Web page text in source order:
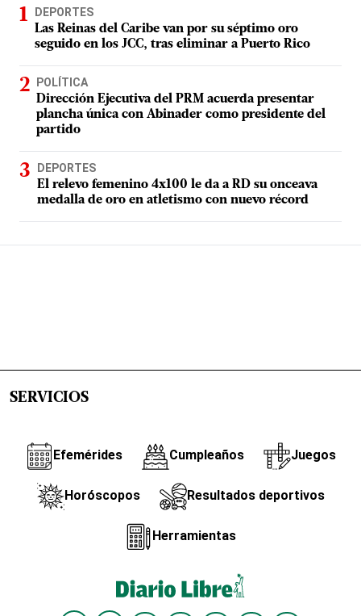
DEPORTES
Las Reinas del Caribe van por su séptimo oro
seguido en los JCC, tras eliminar a Puerto Rico
POLÍTICA
Dirección Ejecutiva del PRM acuerda presentar
plancha única con Abinader como presidente del
partido
DEPORTES
El relevo femenino 4x100 le da a RD su onceava
medalla de oro en atletismo con nuevo récord
SERVICIOS
Efemérides Cumpleaños Juegos
Horóscopos Resultados deportivos
Herramientas